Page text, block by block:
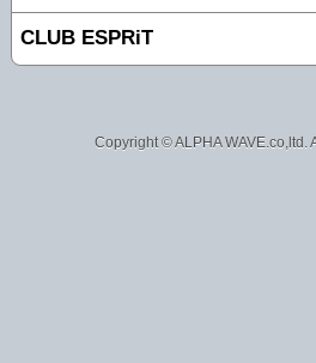
CLUB ESPRiT
Copyright © ALPHA WAVE.co,ltd.